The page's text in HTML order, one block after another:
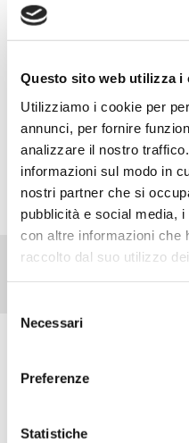
Questo sito web utilizza i
Utilizziamo i cookie per
annunci, per fornire
analizzare il nostro
informazioni sul modo in
nostri partner che si
pubblicità e social media,
con altre informazioni che
raccolto dal suo utilizzo
delNecessari
Preferenze
Statistiche
prodotto di origine
procedimenti meccanici
accuratamente
Ottimo per dare un tocco
tue preparazioni in cucina.